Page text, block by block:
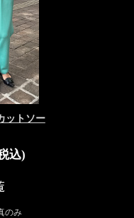
ットソー
込)
のみ